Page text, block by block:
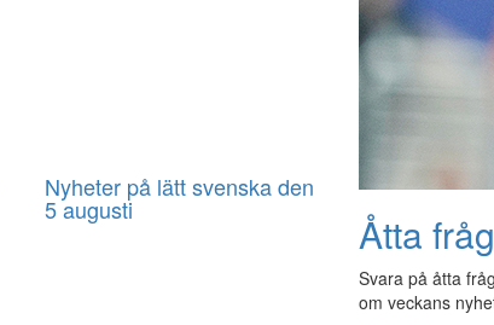
Nyheter på lätt svenska den
5 augusti Åtta
Svara på åtta
om veckans